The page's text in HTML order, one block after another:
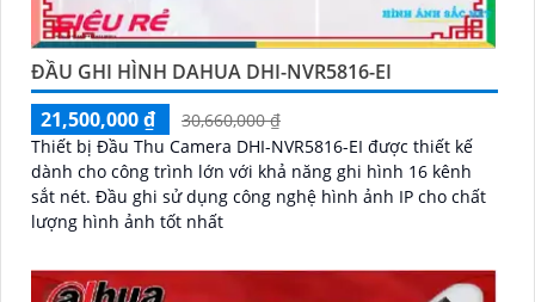
ĐẦU GHI HÌNH DAHUA DHI-NVR5816-EI
21,500,000 ₫
30,660,000 ₫
Thiết bị Đầu Thu Camera DHI-NVR5816-EI được thiết kế
dành cho công trình lớn với khả năng ghi hình 16 kênh
sắt nét. Đầu ghi sử dụng công nghệ hình ảnh IP cho chất
lượng hình ảnh tốt nhất